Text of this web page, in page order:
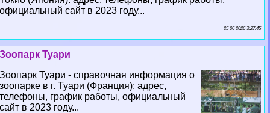
официальный сайт в 2023 году...
25 06 2026 3:27:45
Зоопарк Туари
Зоопарк Туари - справочная информация о
зоопарке в г. Туари (Франция): адрес,
телефоны, график работы, официальный
сайт в 2023 году...